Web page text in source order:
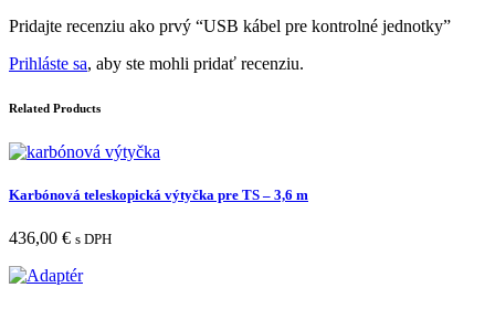
Pridajte recenziu ako prvý “USB kábel pre kontrolné jednotky”
Prihláste sa, aby ste mohli pridať recenziu.
Related Products
Karbónová teleskopická výtyčka pre TS – 3,6 m
436,00 € s DPH